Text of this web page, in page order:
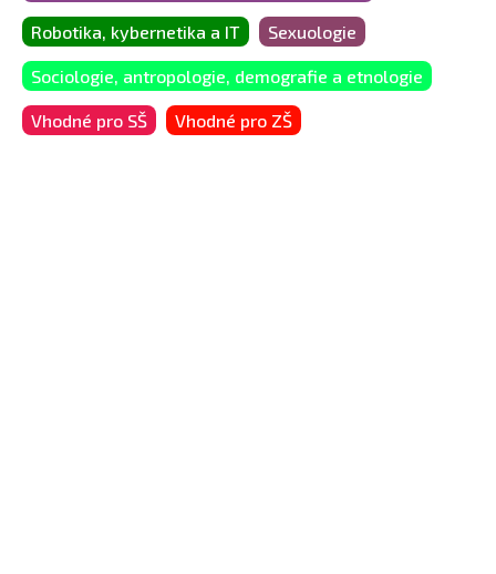
Robotika, kybernetika a IT Sexuologie
Sociologie, antropologie, demografie a etnologie
Vhodné pro SŠ Vhodné pro ZŠ